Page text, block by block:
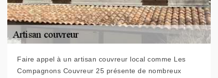
Faire appel à un artisan couvreur local comme Les
Compagnons Couvreur 25 présente de nombreux